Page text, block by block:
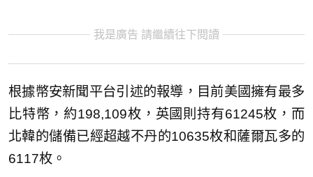
我是廣告 請繼續往下閱讀
根據幣安新聞平台引述的報導，目前美國擁有最多
比特幣，約198,109枚，英國則持有61245枚，而
北韓的儲備已經超越不丹的10635枚和薩爾瓦多的
6117枚。